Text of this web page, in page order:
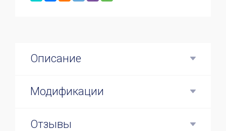
Описание
Модификации
Отзывы